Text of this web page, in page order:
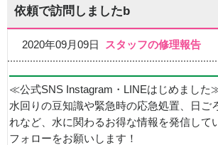
依頼で訪問しましたb
2020年09月09日 スタッフの修理報告
≪公式SNS Instagram・LINEはじめました
水回りの豆知識や緊急時の応急処置、日ご
れなど、水に関わるお得な情報を発信して
フォローをお願いします！